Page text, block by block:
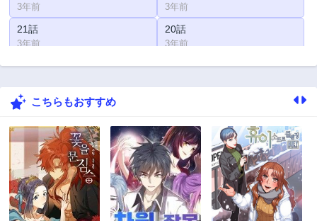
3年前 3年前
21話
3年前
20話
3年前
19話 18話
17話
15話
3年前
14話
3年前
13話
3年前
12話
3年前
11話 10話
こちらもおすすめ